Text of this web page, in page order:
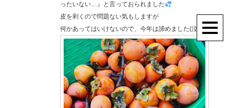
ったいない…』と言っておられました
皮を剥くので問題ない気もしますが
何かあってはいけないので、今年は諦めました(泣)